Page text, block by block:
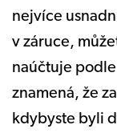
nejvíce
v záruce,
naúčtuje
znamená, že
kdybyste byli